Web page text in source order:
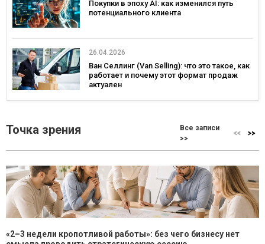
Покупки в эпоху AI: как изменился путь
потенциального клиента
26.04.2026
Ван Селлинг (Van Selling): что это такое, как
работает и почему этот формат продаж
актуален
Точка зрения
Все записи
>>
«2–3 недели кропотливой работы»: без чего бизнесу нет